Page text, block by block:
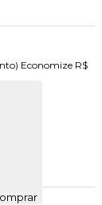
Economize R$